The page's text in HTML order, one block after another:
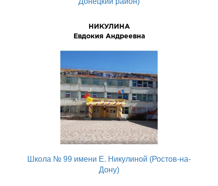
НИКУЛИНА
Евдокия Андреевна
Школа № 99 имени Е. Никулиной (Ростов-на-
Дону)